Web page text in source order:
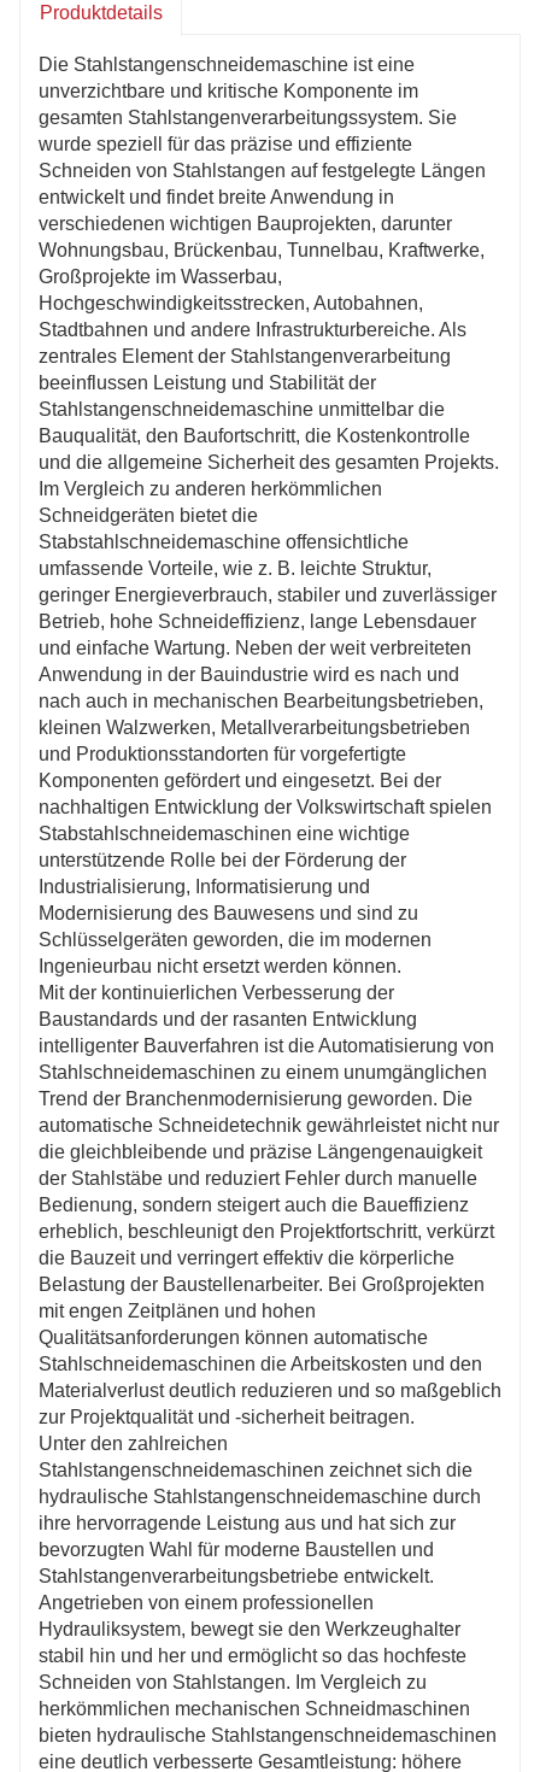
stabilen Betrieb und hohe Kontinuität aus. Dadurch werden
manuelle Eingriffe effektiv reduziert und der Integrations- und
Standardisierungsgrad der Stahlstabverarbeitung verbessert.
Produktdetails
Die Stahlstangenschneidemaschine ist eine
unverzichtbare und kritische Komponente im
gesamten Stahlstangenverarbeitungssystem. Sie
wurde speziell für das präzise und effiziente
Schneiden von Stahlstangen auf festgelegte Längen
entwickelt und findet breite Anwendung in
verschiedenen wichtigen Bauprojekten, darunter
Wohnungsbau, Brückenbau, Tunnelbau, Kraftwerke,
Großprojekte im Wasserbau,
Hochgeschwindigkeitsstrecken, Autobahnen,
Stadtbahnen und andere Infrastrukturbereiche. Als
zentrales Element der Stahlstangenverarbeitung
beeinflussen Leistung und Stabilität der
Stahlstangenschneidemaschine unmittelbar die
Bauqualität, den Baufortschritt, die Kostenkontrolle
und die allgemeine Sicherheit des gesamten Projekts.
Im Vergleich zu anderen herkömmlichen
Schneidgeräten bietet die
Stabstahlschneidemaschine offensichtliche
umfassende Vorteile, wie z. B. leichte Struktur,
geringer Energieverbrauch, stabiler und zuverlässiger
Betrieb, hohe Schneideffizienz, lange Lebensdauer
und einfache Wartung. Neben der weit verbreiteten
Anwendung in der Bauindustrie wird es nach und
nach auch in mechanischen Bearbeitungsbetrieben,
kleinen Walzwerken, Metallverarbeitungsbetrieben
und Produktionsstandorten für vorgefertigte
Komponenten gefördert und eingesetzt. Bei der
nachhaltigen Entwicklung der Volkswirtschaft spielen
Stabstahlschneidemaschinen eine wichtige
unterstützende Rolle bei der Förderung der
Industrialisierung, Informatisierung und
Modernisierung des Bauwesens und sind zu
Schlüsselgeräten geworden, die im modernen
Ingenieurbau nicht ersetzt werden können.
Mit der kontinuierlichen Verbesserung der
Baustandards und der rasanten Entwicklung
intelligenter Bauverfahren ist die Automatisierung von
Stahlschneidemaschinen zu einem unumgänglichen
Trend der Branchenmodernisierung geworden. Die
automatische Schneidetechnik gewährleistet nicht nur
die gleichbleibende und präzise Längengenauigkeit
der Stahlstäbe und reduziert Fehler durch manuelle
Bedienung, sondern steigert auch die Baueffizienz
erheblich, beschleunigt den Projektfortschritt, verkürzt
die Bauzeit und verringert effektiv die körperliche
Belastung der Baustellenarbeiter. Bei Großprojekten
mit engen Zeitplänen und hohen
Qualitätsanforderungen können automatische
Stahlschneidemaschinen die Arbeitskosten und den
Materialverlust deutlich reduzieren und so maßgeblich
zur Projektqualität und -sicherheit beitragen.
Unter den zahlreichen
Stahlstangenschneidemaschinen zeichnet sich die
hydraulische Stahlstangenschneidemaschine durch
ihre hervorragende Leistung aus und hat sich zur
bevorzugten Wahl für moderne Baustellen und
Stahlstangenverarbeitungsbetriebe entwickelt.
Angetrieben von einem professionellen
Hydrauliksystem, bewegt sie den Werkzeughalter
stabil hin und her und ermöglicht so das hochfeste
Schneiden von Stahlstangen. Im Vergleich zu
herkömmlichen mechanischen Schneidmaschinen
bieten hydraulische Stahlstangenschneidemaschinen
eine deutlich verbesserte Gesamtleistung: höhere